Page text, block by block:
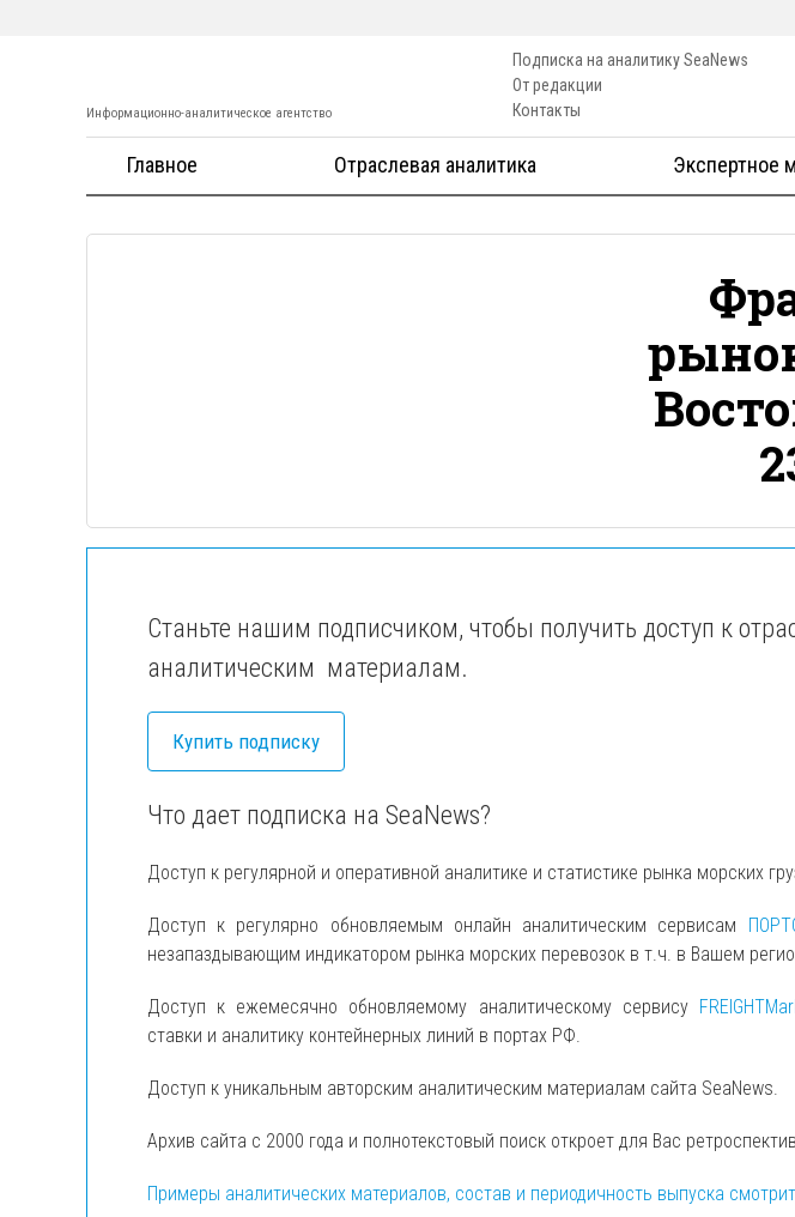
Информационно-аналитическое агентство
Подписка на аналитику SeaNews
От редакции
Контакты
Главное Отраслевая аналитика Экспертное
Станьте нашим подписчиком, чтобы получить доступ к
аналитическим материалам.
Купить подписку
Что дает подписка на SeaNews?
Доступ к регулярной и оперативной аналитике и статистике рынка морских
Доступ к регулярно обновляемым онлайн аналитическим сервисам
незапаздывающим индикатором рынка морских перевозок в т.ч. в Вашем
Доступ к ежемесячно обновляемому аналитическому сервису
ставки и аналитику контейнерных линий в портах РФ.
Доступ к уникальным авторским аналитическим материалам сайта SeaNews.
Архив сайта с 2000 года и полнотекстовый поиск откроет для Вас
Примеры аналитических материалов, состав и периодичность выпуска